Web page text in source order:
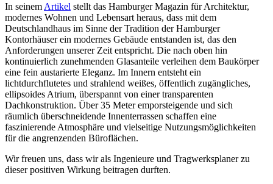
In seinem Artikel stellt das Hamburger Magazin für Architektur,
modernes Wohnen und Lebensart heraus, dass mit dem
Deutschlandhaus im Sinne der Tradition der Hamburger
Kontorhäuser ein modernes Gebäude entstanden ist, das den
Anforderungen unserer Zeit entspricht. Die nach oben hin
kontinuierlich zunehmenden Glasanteile verleihen dem Baukörper
eine fein austarierte Eleganz. Im Innern entsteht ein
lichtdurchflutetes und strahlend weißes, öffentlich zugängliches,
ellipsoides Atrium, überspannt von einer transparenten
Dachkonstruktion. Über 35 Meter emporsteigende und sich
räumlich überschneidende Innenterrassen schaffen eine
faszinierende Atmosphäre und vielseitige Nutzungsmöglichkeiten
für die angrenzenden Büroflächen.
Wir freuen uns, dass wir als Ingenieure und Tragwerksplaner zu
dieser positiven Wirkung beitragen durften.